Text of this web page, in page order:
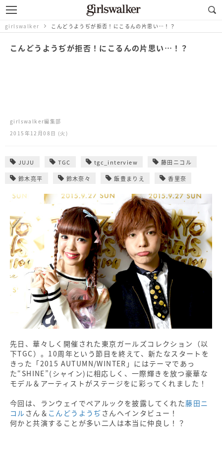
girlswalker こんどうようぢが拒否！にこるんの片思い…！？
こんどうようぢが拒否！にこるんの片思い…！？
girlswalker編集部
2015年12月08日 (火)
JUJU TGC tgc_interview 藤田ニコル
鈴木亮平 鈴木奈々 飯豊まりえ 香里奈
先日、華々しく開催された東京ガールズコレクション（以
下TGC）。10周年という節目を終えて、新たなスタートを
きった「2015 AUTUMN/WINTER」にはテーマであっ
た“SHINE”(シャイン)に相応しく、一際輝きを放つ豪華な
モデル＆アーティストがステージをに彩ってくれました！
今回は、ランウェイでペアルックを披露してくれた藤田ニ
コル さん＆ こんどうようぢ さんへインタビュー！
何かと共演することが多い二人は本当に仲良し！？